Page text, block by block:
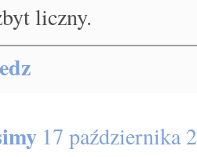
liczny.
17 października